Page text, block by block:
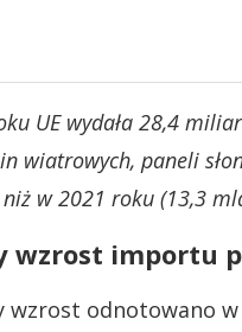
UE wydała 28,4
wiatrowych, paneli
w 2021 roku (13,3
wzrost importu
wzrost odnotowano